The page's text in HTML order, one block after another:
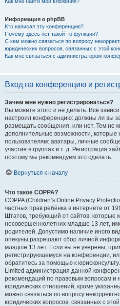
Информация о phpBB
Кто написал эту конференцию?
Почему здесь нет такой-то функции?
С кем можно связаться по вопросу
юридических вопросов, связанных с этой
Как мне связаться с администратором
Вход на конференцию и
Зачем мне нужно регистрироваться?
Вы можете этого и не делать. Всё
настроил конференцию: должны ли вы
размещать сообщения, или нет. Тем не
дополнительные возможности,
пользователям: аватары, личные
участие в группах и т. д. Регистрация
поэтому мы рекомендуем это сделать.
Вернуться к началу
Что такое COPPA?
COPPA (Children’s Online Privacy
частных прав ребёнка в интернете от
Штатов, требующий от сайтов, которые
несовершеннолетних младше 13 лет,
родителей. Допустимо наличие иного
опекуны разрешают сбор личной
младше 13 лет. Если вы не уверены,
регистрирующемуся на конференции,
обратитесь за помощью к
Limited администрация данной
рекомендаций по правовым вопросам и
юридических отношений, кроме
можно связаться по вопросу
юридических вопросов, связанных с